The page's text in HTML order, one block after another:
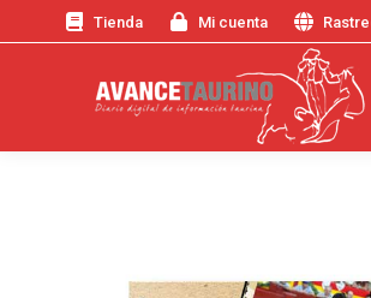
Tienda Mi cuenta